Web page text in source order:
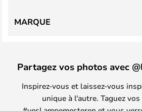
MARQUE
Partagez vos photos avec
Inspirez-vous et laissez-vous
unique à l'autre. Taguez